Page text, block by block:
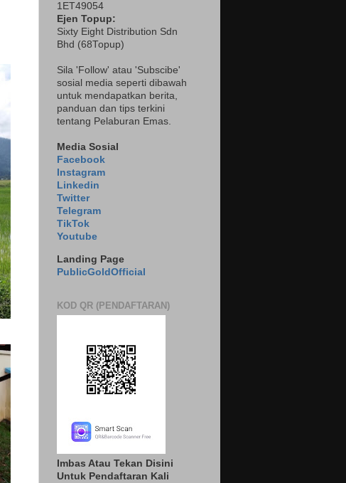
1ET49054
Ejen Topup:
Sixty Eight Distribution Sdn
Bhd (68Topup)
Sila 'Follow' atau 'Subscibe'
sosial media seperti dibawah
untuk mendapatkan berita,
panduan dan tips terkini
tentang Pelaburan Emas.
Media Sosial
Facebook
Instagram
Linkedin
Twitter
Telegram
TikTok
Youtube
Landing Page
PublicGoldOfficial
KOD QR (PENDAFTARAN)
Imbas Atau Tekan Disini
Untuk Pendaftaran Kali